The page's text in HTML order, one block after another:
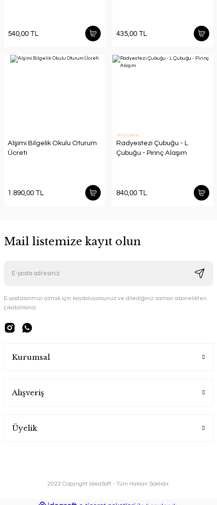
540,00 TL 435,00 TL
Alşimi Bilgelik Okulu Oturum
Ücreti
1.890,00 TL
YENİ ÜRÜN
Radyestezi Çubuğu - L
Çubuğu - Pirinç Alaşım
840,00 TL
Mail listemize kayıt olun
E-postalarımızı almak için kaydoluyorsunuz ve dilediğiniz zaman abonelikten
çıkabilirsiniz.
Kurumsal
Alışveriş
Üyelik
2022 Copyright IdeaSoft - Tüm Hakları Saklıdır.